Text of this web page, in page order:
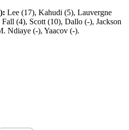
Lee (17), Kahudi (5), Lauvergne
(4), Scott (10), Dallo (-), Jackson
Ndiaye (-), Yaacov (-).